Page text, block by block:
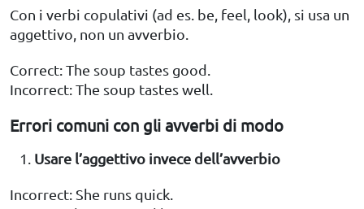
Con i verbi copulativi (ad es. be, feel, look), si usa un
aggettivo, non un avverbio.
Correct: The soup tastes good.
Incorrect: The soup tastes well.
Errori comuni con gli avverbi di modo
Usare l’aggettivo invece dell’avverbio
Incorrect: She runs quick.